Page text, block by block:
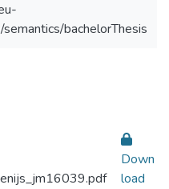
bachelorThesis
Down
load